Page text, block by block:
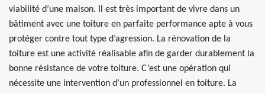
viabilité d’une maison. Il est très important de vivre dans un
bâtiment avec une toiture en parfaite performance apte à vous
protéger contre tout type d’agression. La rénovation de la
toiture est une activité réalisable afin de garder durablement la
bonne résistance de votre toiture. C’est une opération qui
nécessite une intervention d’un professionnel en toiture. La